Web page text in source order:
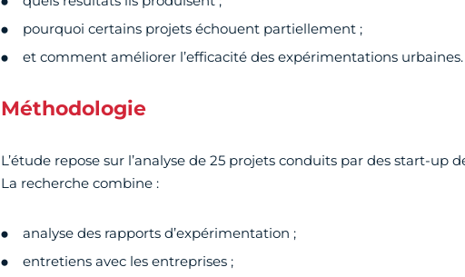
pourquoi certains projets échouent partiellement ;
et comment améliorer l’efficacité des expérimentations urbaines.
Méthodologie
L’étude repose sur l’analyse de 25 projets conduits par des start-up
La recherche combine :
analyse des rapports d’expérimentation ;
entretiens avec les entreprises ;